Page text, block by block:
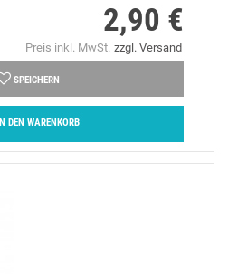
2,90 €
Preis inkl. MwSt. zzgl. Versand
SPEICHERN
IN DEN WARENKORB